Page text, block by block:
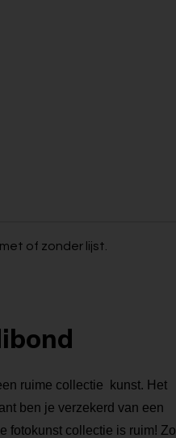
of zonder lijst.
ruime collectie kunst. Het
ben je verzekerd van een
fotokunst collectie is ruim! Zo